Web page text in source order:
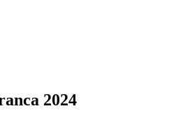
2024